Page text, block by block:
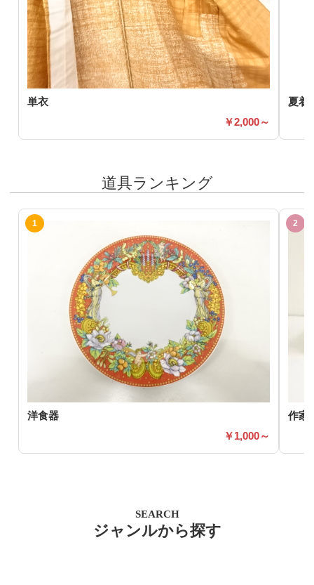
単衣
2,000～
夏着
道具ランキング
洋食器
1,000～
作家
SEARCH
ジャンルから探す